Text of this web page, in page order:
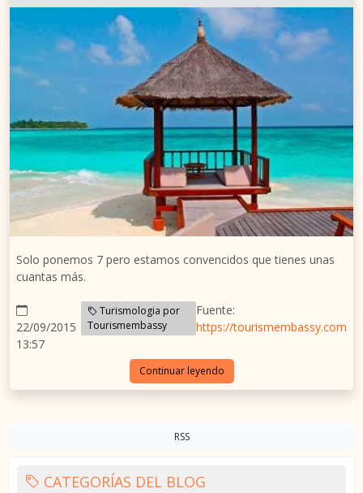
Solo ponemos 7 pero estamos convencidos que tienes unas
cuantas más.
22/09/2015
13:57
Turismologia por
Tourismembassy
Fuente:
https://tourismembassy.com
Continuar leyendo
RSS
CATEGORÍAS DEL BLOG